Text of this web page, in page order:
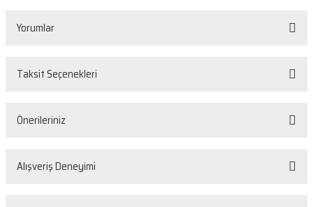
Yorumlar
Taksit Seçenekleri
Önerileriniz
Bu ürünün fiyat bilgisi, resim, ürün açıklamalarında ve diğer konularda
Alışveriş Deneyimi